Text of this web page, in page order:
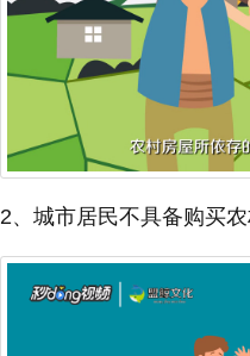
2、城市居民不具备购买